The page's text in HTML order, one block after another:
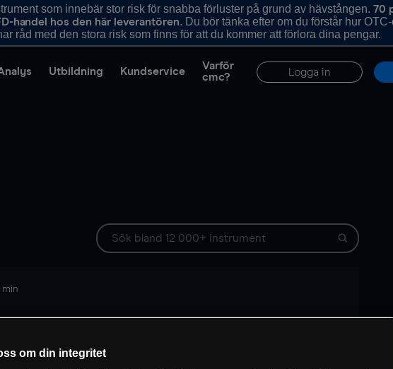
som innebär stor risk för snabba förluster på grund av hävstången. 70
handel hos den här leverantören. Du bör tänka efter om du förstår hur
råd med den stora risk som finns för att du kommer att förlora dina pengar.
Utbildning Kundservice
Varför
cmc?
Logga in
min
om din integritet